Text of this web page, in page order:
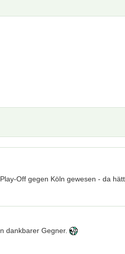
Off gegen Köln gewesen - da
dankbarer Gegner.